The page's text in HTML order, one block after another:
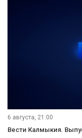
6 августа, 21:00
Вести Калмыкия.